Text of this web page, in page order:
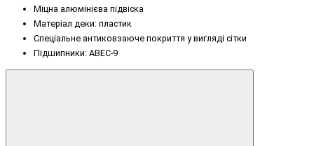
Міцна алюмінієва підвіска
Матеріал деки: пластик
Спеціальне антиковзаюче покриття у вигляді сітки
Підшипники: ABEC-9